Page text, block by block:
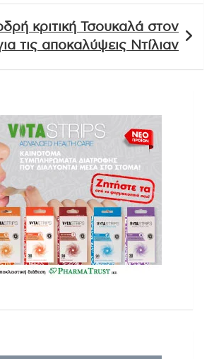
κριτική Τσουκαλά στον
τις αποκαλύψεις Ντίλιαν